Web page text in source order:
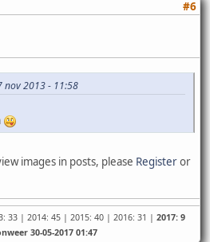
#6
nov 2013 - 11:58
images in posts, please Registeror
33 | 2014: 45 | 2015: 40 | 2016: 31 | 2017: 9
30-05-2017 01:47